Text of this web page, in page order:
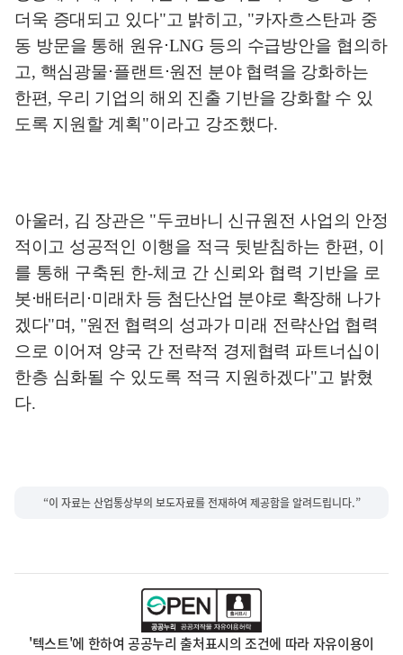
더욱 증대되고 있다"고 밝히고, "카자흐스탄과 중
동 방문을 통해 원유⋅LNG 등의 수급방안을 협의하
고, 핵심광물⋅플랜트⋅원전 분야 협력을 강화하는
한편, 우리 기업의 해외 진출 기반을 강화할 수 있
도록 지원할 계획"이라고 강조했다.
아울러 , 김 장관은 "두코바니 신규원전 사업의 안정
적이고 성공적인 이행을 적극 뒷받침하는 한편, 이
를 통해 구축된 한-체코 간 신뢰와 협력 기반을 로
봇⋅배터리 ⋅미래차 등 첨단산업 분야로 확장해 나가
겠다"며, "원전 협력의 성과가 미래 전략산업 협력
으로 이어져 양국 간 전략적 경제협력 파트너십이
한층 심화될 수 있도록 적극 지원하겠다"고 밝혔
다.
“이 자료는 산업통상부의 보도자료를 전재하여 제공함을 알려드립니다.”
'텍스트'에 한하여 공공누리 출처표시의 조건에 따라 자유이용이